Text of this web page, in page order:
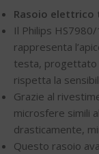
Rasoio elettrico
Il Philips
rappresenta
testa, progettato
rispetta la
Grazie al
microsfere simili
drasticamente,
Questo rasoio